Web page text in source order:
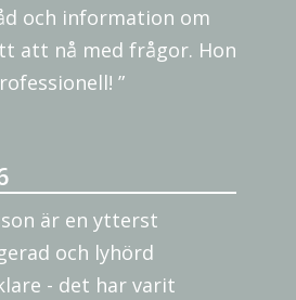
och information om
att nå med frågor. Hon
”
är en ytterst
och lyhörd
- det har varit